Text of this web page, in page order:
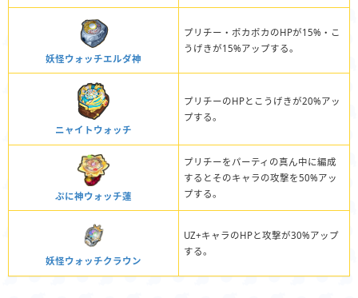
妖怪ウォッチエルダ神
プリチー・ポカポカのHPが15%・こ
うげきが15%アップする。
ニャイトウォッチ
プリチーのHPとこうげきが20%アッ
プする。
ぷに神ウォッチ蓮
プリチーをパーティの真ん中に編成
するとそのキャラの攻撃を50%アッ
プする。
妖怪ウォッチクラウン
UZ+キャラのHPと攻撃が30%アップ
する。